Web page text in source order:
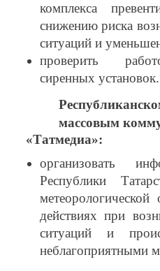
комплекса
снижению риска
ситуаций и
проверить
сиренных установок.
массовым
«Татмедиа»:
организовать
Республики
метеорологической
действиях при
ситуаций и
неблагоприятными